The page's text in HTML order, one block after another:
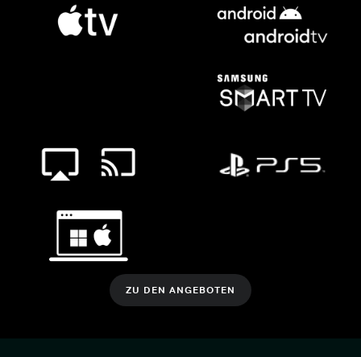
ZU DEN ANGEBOTEN